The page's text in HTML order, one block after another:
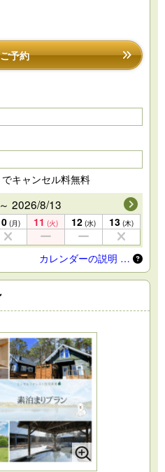
予約
キャンセル料無料
2026/8/13
(月) 11 (火) 12 (水) 13 (木)
カレンダーの説明 …